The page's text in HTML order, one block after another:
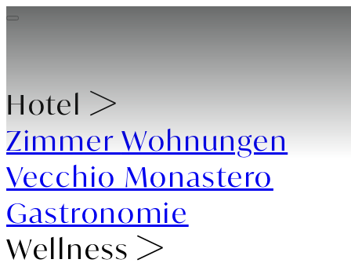
Hotel
Zimmer Wohnungen
Vecchio Monastero
Gastronomie
Wellness